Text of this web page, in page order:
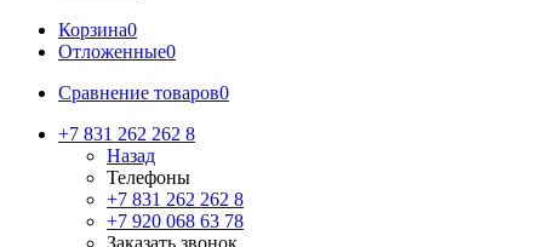
Корзина0
Отложенные0
Сравнение товаров0
+7 831 262 262 8
Назад
Телефоны
+7 831 262 262 8
+7 920 068 63 78
Заказать звонок